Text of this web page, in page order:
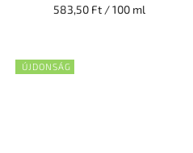
583,50 Ft / 100 ml
ÚJDONSÁG